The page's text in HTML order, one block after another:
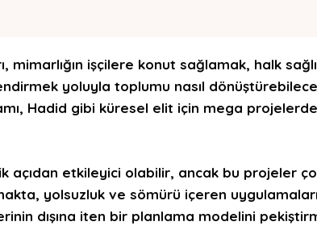
mimarlığın işçilere konut sağlamak, halk
yoluyla toplumu nasıl
, Hadid gibi küresel elit için mega projelerde
açıdan etkileyici olabilir, ancak bu projeler
, yolsuzluk ve sömürü içeren uygulamaları
dışına iten bir planlama modelini